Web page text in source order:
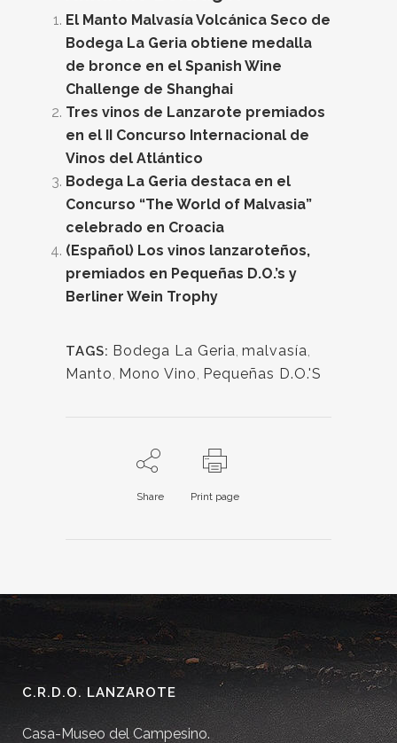
El Manto Malvasía Volcánica Seco de
Bodega La Geria obtiene medalla
de bronce en el Spanish Wine
Challenge de Shanghai
Tres vinos de Lanzarote premiados
en el II Concurso Internacional de
Vinos del Atlántico
Bodega La Geria destaca en el
Concurso “The World of Malvasia”
celebrado en Croacia
(Español) Los vinos lanzaroteños,
premiados en Pequeñas D.O.’s y
Berliner Wein Trophy
TAGS: Bodega La Geria, malvasía,
Manto, Mono Vino, Pequeñas D.O.'S
Share Print page
C.R.D.O. LANZAROTE
Casa-Museo del Campesino.